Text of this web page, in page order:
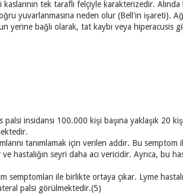
tek taraflı felçiyle karakterizedir. Alında
yuvarlanmasına neden olur (Bell'in işareti).
yerine bağlı olarak, tat kaybı veya hiperacusis
insidansı 100.000 kişi başına yaklaşık 20
tanımlamak için verilen addır. Bu semptom
hastalığın seyri daha acı vericidir. Ayrıca, bu
semptomları ile birlikte ortaya çıkar. Lyme
palsi görülmektedir.(5)